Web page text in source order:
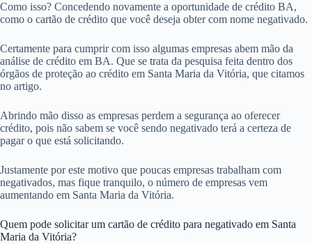
Como isso? Concedendo novamente a oportunidade de crédito BA,
como o cartão de crédito que você deseja obter com nome negativado.
Certamente para cumprir com isso algumas empresas abem mão da
análise de crédito em BA. Que se trata da pesquisa feita dentro dos
órgãos de proteção ao crédito em Santa Maria da Vitória, que citamos
no artigo.
Abrindo mão disso as empresas perdem a segurança ao oferecer
crédito, pois não sabem se você sendo negativado terá a certeza de
pagar o que está solicitando.
Justamente por este motivo que poucas empresas trabalham com
negativados, mas fique tranquilo, o número de empresas vem
aumentando em Santa Maria da Vitória.
Quem pode solicitar um cartão de crédito para negativado em Santa
Maria da Vitória?